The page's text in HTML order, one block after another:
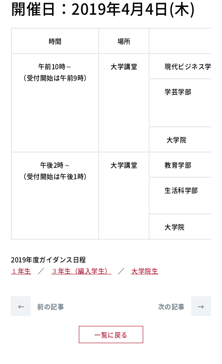
開催日：2019年4月4日(木)
時間 場所
午前10時～
（受付開始は午前9時）
大学講堂 現代ビジネス学部
学芸学部
大学院
午後2時～
（受付開始は午後1時）
大学講堂 教育学部
生活科学部
大学院
2019年度ガイダンス日程
１年生
／ ３年生（編入学生） ／大学院生
← 前の記事
一覧に戻る
次の記事 →